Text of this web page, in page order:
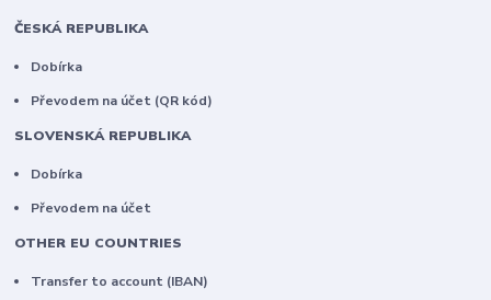
ČESKÁ REPUBLIKA
Dobírka
Převodem na účet (QR kód)
SLOVENSKÁ REPUBLIKA
Dobírka
Převodem na účet
OTHER EU COUNTRIES
Transfer to account (IBAN)